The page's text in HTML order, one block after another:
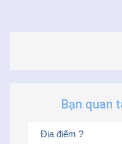
Bạn quan